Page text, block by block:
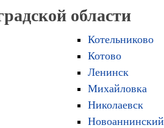
области
Котельниково
Котово
Ленинск
Михайловка
Николаевск
Новоаннинский